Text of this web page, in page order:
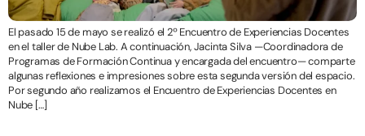
El pasado 15 de mayo se realizó el 2º Encuentro de Experiencias Docentes
en el taller de Nube Lab. A continuación, Jacinta Silva —Coordinadora de
Programas de Formación Continua y encargada del encuentro— comparte
algunas reflexiones e impresiones sobre esta segunda versión del espacio.
Por segundo año realizamos el Encuentro de Experiencias Docentes en
Nube […]